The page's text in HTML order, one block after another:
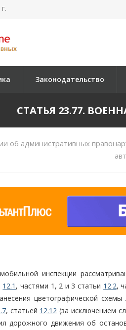
Законодательство
СТАТЬЯ 23.77.
об административных
инспекции
12.1 , частями 1, 2 и 3 статьи 12.2,
цветографической
, статьей 12.12 (за исключением
дорожного движения об